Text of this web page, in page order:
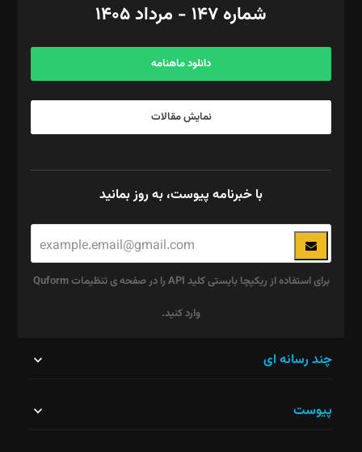
آگهی و مشترکین: ۰۹۱۹۹۹۹۰۴۵۴
شماره ۱۴۷ - مرداد ۱۴۰۵
دانلود ماهنامه
نمایش مقالات
با خبرنامه پیوست، به روز بمانید
برای استفاده از ریکپچا بایستی کلید API را در صفحه ی تنظیمات Quform
وارد کنید.
نباید
چند رسانه ای
پیوست